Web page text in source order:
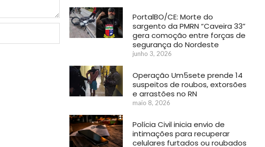
PortalBO/CE: Morte do
sargento da PMRN “Caveira 33”
gera comoção entre forças de
segurança do Nordeste
junho 3, 2026
Operação Um5sete prende 14
suspeitos de roubos, extorsões
e arrastões no RN
maio 8, 2026
Polícia Civil inicia envio de
intimações para recuperar
celulares furtados ou roubados